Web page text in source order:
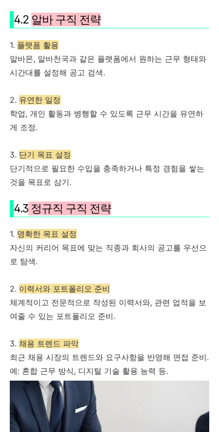
4.2 알바 구직 전략
1. 플랫폼 활용
알바몬, 알바천국과 같은 플랫폼에서 원하는 근무 형태와
시간대를 설정해 공고 검색.
2. 유연한 일정
학업, 개인 활동과 병행할 수 있도록 근무 시간을 유연하
게 조정.
3. 단기 목표 설정
단기적으로 필요한 수입을 충족하거나 특정 경험을 쌓는
것을 목표로 삼기.
4.3 정규직 구직 전략
1. 명확한 목표 설정
자신의 커리어 목표에 맞는 직종과 회사의 공고를 우선으
로 탐색.
2. 이력서와 포트폴리오 준비
체계적이고 전문적으로 작성된 이력서와, 관련 업적을 보
여줄 수 있는 포트폴리오 준비.
3. 채용 트렌드 파악
최근 채용 시장의 트렌드와 요구사항을 반영해 면접 준비.
예: 혼합 근무 방식, 디지털 기술 활용 능력 등.